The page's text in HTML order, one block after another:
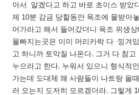
아서 알겠다고 하고 바로 초이스 받았
제 10분 감금 당할동안 욕조에 물받아
어가라고 해서 들어갔더니 욕조 위생
물빠지는곳은 이미 머리카락 다 낑겨
고 하니까 토악질 나온다. 그거 다 참
누으라고 한다. 누워서 있으니 형식적
가는데 도대체 왜 사람들이 나트랑 올
러 오는지 도저히 모르겠더라. 그렇게